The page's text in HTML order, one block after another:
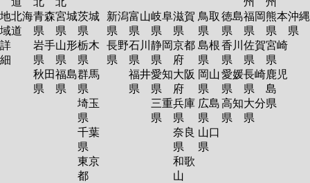
地
域
詳
細
北海
道
青森
県
岩手
県
秋田
県
宮城
県
山形
県
福島
県
茨城
県
栃木
県
群馬
県
埼玉
県
千葉
県
東京
都
新潟
県
長野
県
富山
県
石川
県
福井
県
岐阜
県
静岡
県
愛知
県
三重
県
滋賀
県
京都
府
大阪
府
兵庫
県
奈良
県
和歌
山
鳥取
県
島根
県
岡山
県
広島
県
山口
県
徳島
県
香川
県
愛媛
県
高知
県
福岡
県
佐賀
県
長崎
県
大分
県
熊本
県
宮崎
県
鹿児
島
県
沖縄
県